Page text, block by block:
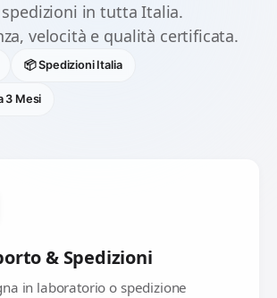
spedizioni in tutta Italia.
velocità e qualità certificata.
📦 Spedizioni Italia
3 Mesi
& Spedizioni
in laboratorio o spedizione